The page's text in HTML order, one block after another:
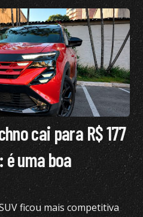
cai para R$ 177
uma boa
ficou mais competitiva